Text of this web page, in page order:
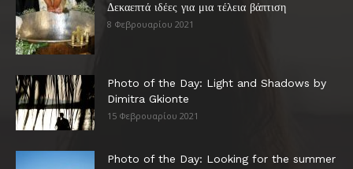
Δεκαεπτά ιδέες για μια τέλεια βάπτιση
8 Φεβρουαρίου 2021
Photo of the Day: Light and Shadows by
Dimitra Gkionte
15 Φεβρουαρίου 2021
Photo of the Day: Looking for the summer